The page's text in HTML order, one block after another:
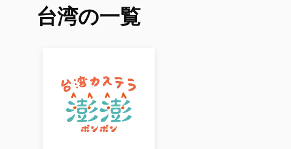
台湾の一覧